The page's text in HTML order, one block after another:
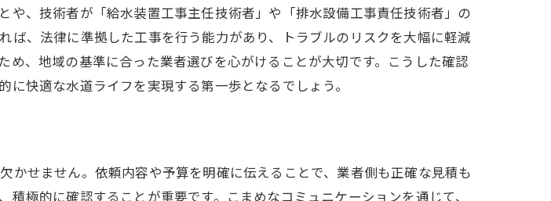
認
明確化
連携方法
ための相談法
方
、技術者が「給水装置工事主任技術者」や「排水設備工事責任技術者」の
、法律に準拠した工事を行う能力があり、トラブルのリスクを大幅に軽減
、地域の基準に合った業者選びを心がけることが大切です。こうした確認
快適な水道ライフを実現する第一歩となるでしょう。
せません。依頼内容や予算を明確に伝えることで、業者側も正確な見積も
極的に確認することが重要です。こまめなコミュニケーションを通じて、